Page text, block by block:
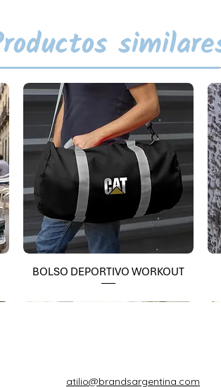
BOLSO DEPORTIVO WORKOUT
atilio@brandsargentina.com